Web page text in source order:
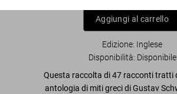
Aggiungi al carrello
Edizione: Inglese
Disponibilità: Disponibile
Questa raccolta di 47 racconti tratti
antologia di miti greci di Gustav